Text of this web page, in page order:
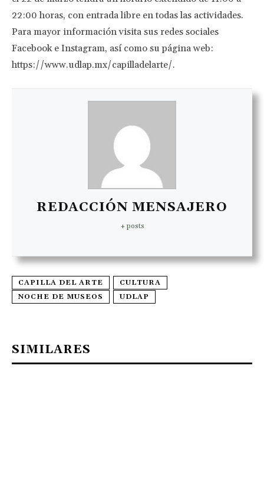
22:00 horas, con entrada libre en todas las actividades.
Para mayor información visita sus redes sociales
Facebook e Instagram, así como su página web:
https://www.udlap.mx/capilladelarte/.
REDACCIÓN MENSAJERO
+ posts
CAPILLA DEL ARTE
CULTURA
NOCHE DE MUSEOS
UDLAP
SIMILARES